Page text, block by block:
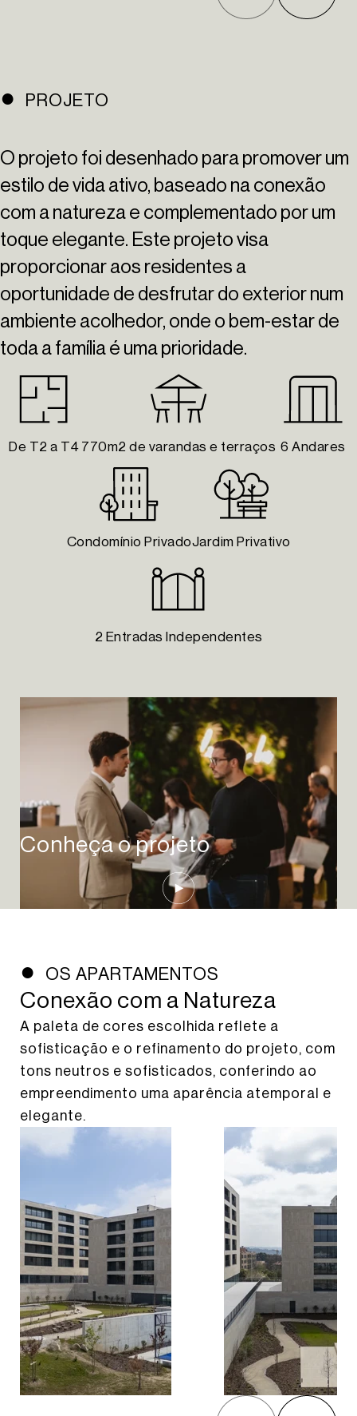
PROJETO
O projeto foi desenhado para promover um
estilo de vida ativo, baseado na conexão
com a natureza e complementado por um
toque elegante. Este projeto visa
proporcionar aos residentes a
oportunidade de desfrutar do exterior num
ambiente acolhedor, onde o bem-estar de
toda a família é uma prioridade.
De T2 a T4 770m2 de varandas e terraços 6 Andares
Condomínio PrivadoJardim Privativo
2 Entradas Independentes
Conheça o projeto
Play Video
OS APARTAMENTOS
Conexão com a Natureza
A paleta de cores escolhida reflete a
sofisticação e o refinamento do projeto, com
tons neutros e sofisticados, conferindo ao
empreendimento uma aparência atemporal e
elegante.